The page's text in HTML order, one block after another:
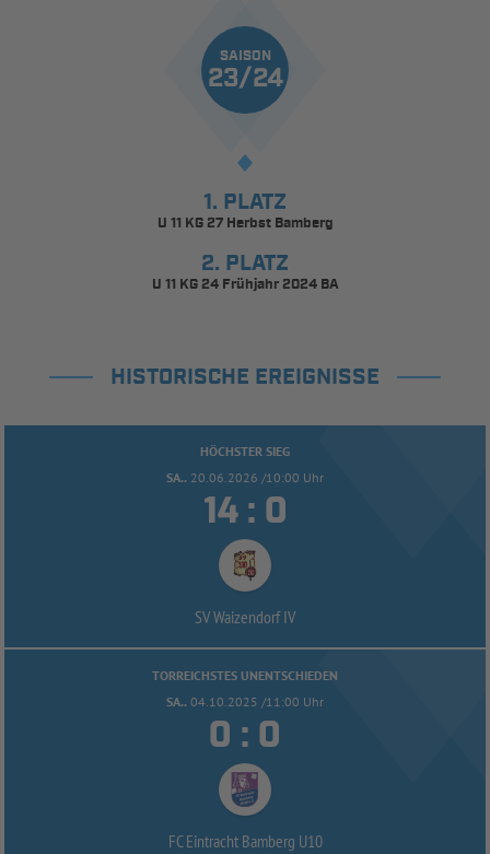
SAISON
23/24
1. PLATZ
U 11 KG 27 Herbst Bamberg
2. PLATZ
U 11 KG 24 Frühjahr 2024 BA
HISTORISCHE EREIGNISSE
HÖCHSTER SIEG
SA.. 20.06.2026 /10:00 Uhr
 : 
SV Waizendorf IV
TORREICHSTES UNENTSCHIEDEN
SA.. 04.10.2025 /11:00 Uhr
 : 
FC Eintracht Bamberg U10